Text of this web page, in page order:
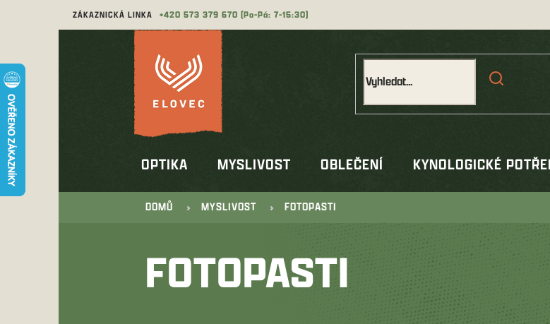
ZÁKAZNICKÁ LINKA 573 379 670
OPTIKA MYSLIVOST OBLEČENÍ KYNOLOGICKÉ
DOMŮ MYSLIVOST FOTOPASTI
FOTOPASTI